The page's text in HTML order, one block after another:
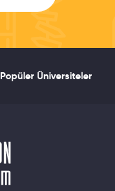
Popüler Üniversiteler